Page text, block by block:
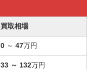
買取相場
0 ～ 47万円
33 ～ 132万円